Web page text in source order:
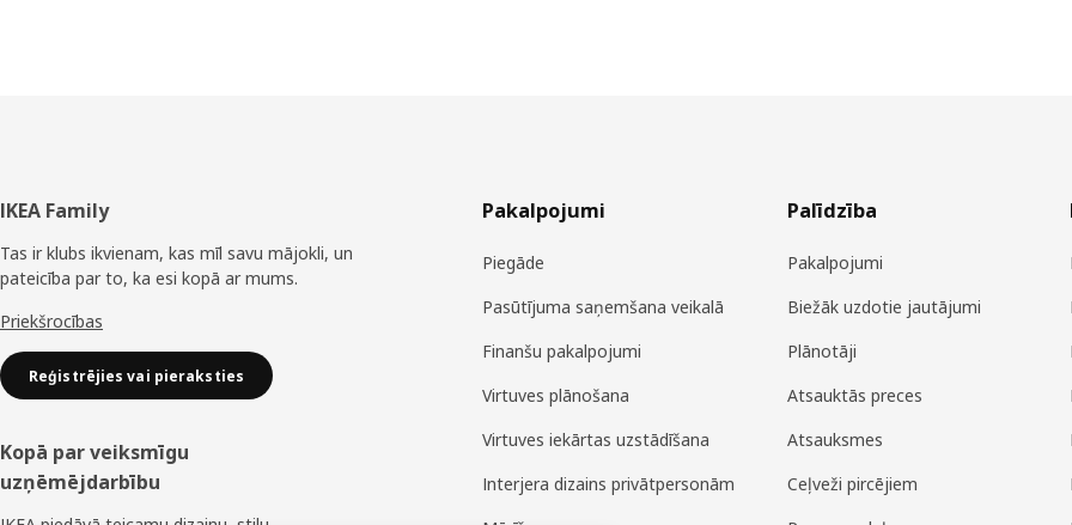
Kājene
IKEA Family
Tas ir klubs ikvienam, kas mīl savu mājokli, un
pateicība par to, ka esi kopā ar mums.
Priekšrocības
Reģistrējies vai pieraksties
Kopā par veiksmīgu
uzņēmējdarbību
Pakalpojumi
Piegāde
Pasūtījuma saņemšana veikalā
Finanšu pakalpojumi
Virtuves plānošana
Virtuves iekārtas uzstādīšana
Interjera dizains privātpersonām
Palīdzība
Pakalpojumi
Biežāk uzdotie jautājumi
Plānotāji
Atsauktās preces
Atsauksmes
Ceļveži pircējiem